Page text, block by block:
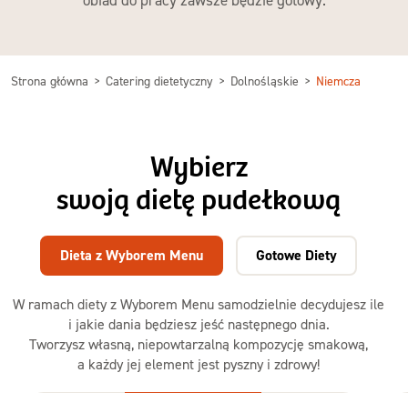
Strona główna Catering dietetyczny Dolnośląskie Niemcza
Wybierz
swoją dietę pudełkową
W ramach diety z Wyborem Menu samodzielnie decydujesz ile
i jakie dania będziesz jeść następnego dnia.
Tworzysz własną, niepowtarzalną kompozycję smakową,
a każdy jej element jest pyszny i zdrowy!
Dieta z Wyborem Menu Gotowe Diety